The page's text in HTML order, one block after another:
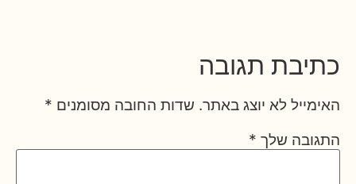
כתיבת תגובה
האימייל לא יוצג באתר. שדות החובה מסומנים *
התגובה שלך *